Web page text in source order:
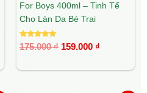
For Boys 400ml – Tinh Tế
Cho Làn Da Bé Trai
Được xếp
hạng
175.000₫ 159.000 ₫